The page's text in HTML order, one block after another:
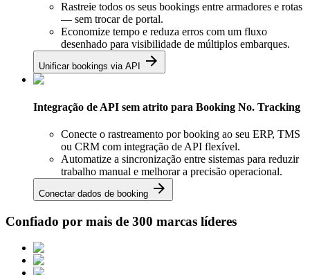
Rastreie todos os seus bookings entre armadores e rotas
— sem trocar de portal.
Economize tempo e reduza erros com um fluxo
desenhado para visibilidade de múltiplos embarques.
Unificar bookings via API
Integração de API sem atrito para Booking No. Tracking
Conecte o rastreamento por booking ao seu ERP, TMS
ou CRM com integração de API flexível.
Automatize a sincronização entre sistemas para reduzir
trabalho manual e melhorar a precisão operacional.
Conectar dados de booking
Confiado por mais de 300 marcas líderes